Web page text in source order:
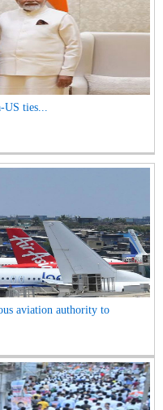
US ties...
aviation authority to